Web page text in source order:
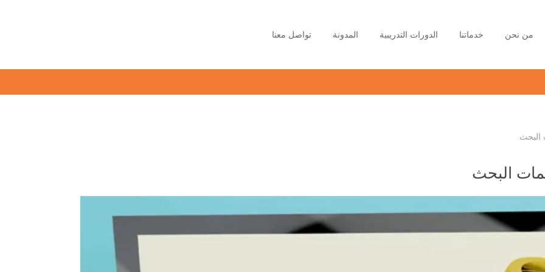
من نحن خدماتنا الدورات التدريبية المدونة تواصل معنا
البحث
البحث